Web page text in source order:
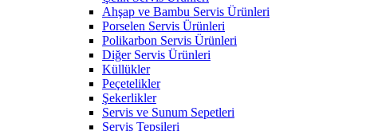
Ahşap ve Bambu Servis Ürünleri
Porselen Servis Ürünleri
Polikarbon Servis Ürünleri
Diğer Servis Ürünleri
Küllükler
Peçetelikler
Şekerlikler
Servis ve Sunum Sepetleri
Servis Tepsileri